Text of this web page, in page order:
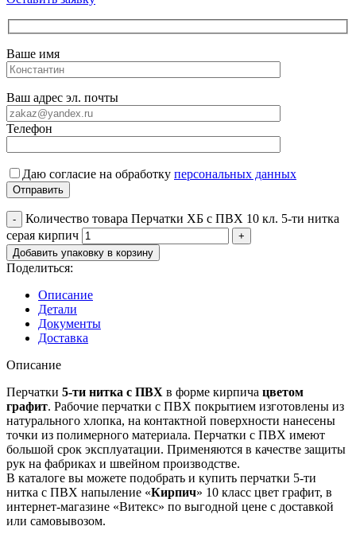
Ваше имя
Ваш адрес эл. почты
Телефон
Даю согласие на обработку персональных данных
Количество товара Перчатки ХБ с ПВХ 10 кл. 5-ти нитка
серая кирпич
Добавить упаковку в корзину
Поделиться:
Описание
Детали
Документы
Доставка
Описание
Перчатки 5-ти нитка с ПВХ в форме кирпича цветом
графит. Рабочие перчатки с ПВХ покрытием изготовлены из
натурального хлопка, на контактной поверхности нанесены
точки из полимерного материала. Перчатки с ПВХ имеют
большой срок эксплуатации. Применяются в качестве защиты
рук на фабриках и швейном производстве.
В каталоге вы можете подобрать и купить перчатки 5-ти
нитка с ПВХ напыление «Кирпич» 10 класс цвет графит, в
интернет-магазине «Витекс» по выгодной цене с доставкой
или самовывозом.